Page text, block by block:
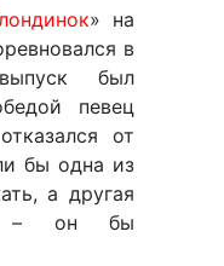
» на
в
был
певец
от
бы одна из
а другая
– он бы